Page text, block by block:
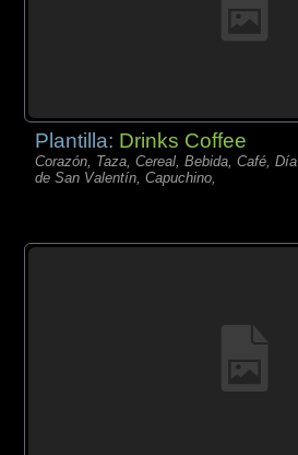
Plantilla: Drinks Coffee
Corazón, Taza, Cereal, Bebida, Café, Día
de San Valentín, Capuchino,